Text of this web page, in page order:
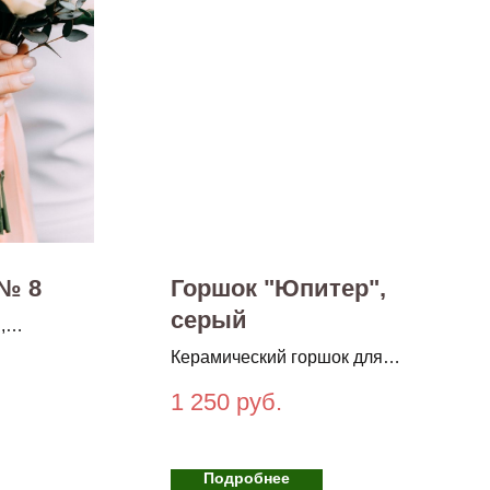
8
Горшок "Юпитер",
серый
Керамический горшок для
1 250 руб.
Подробнее